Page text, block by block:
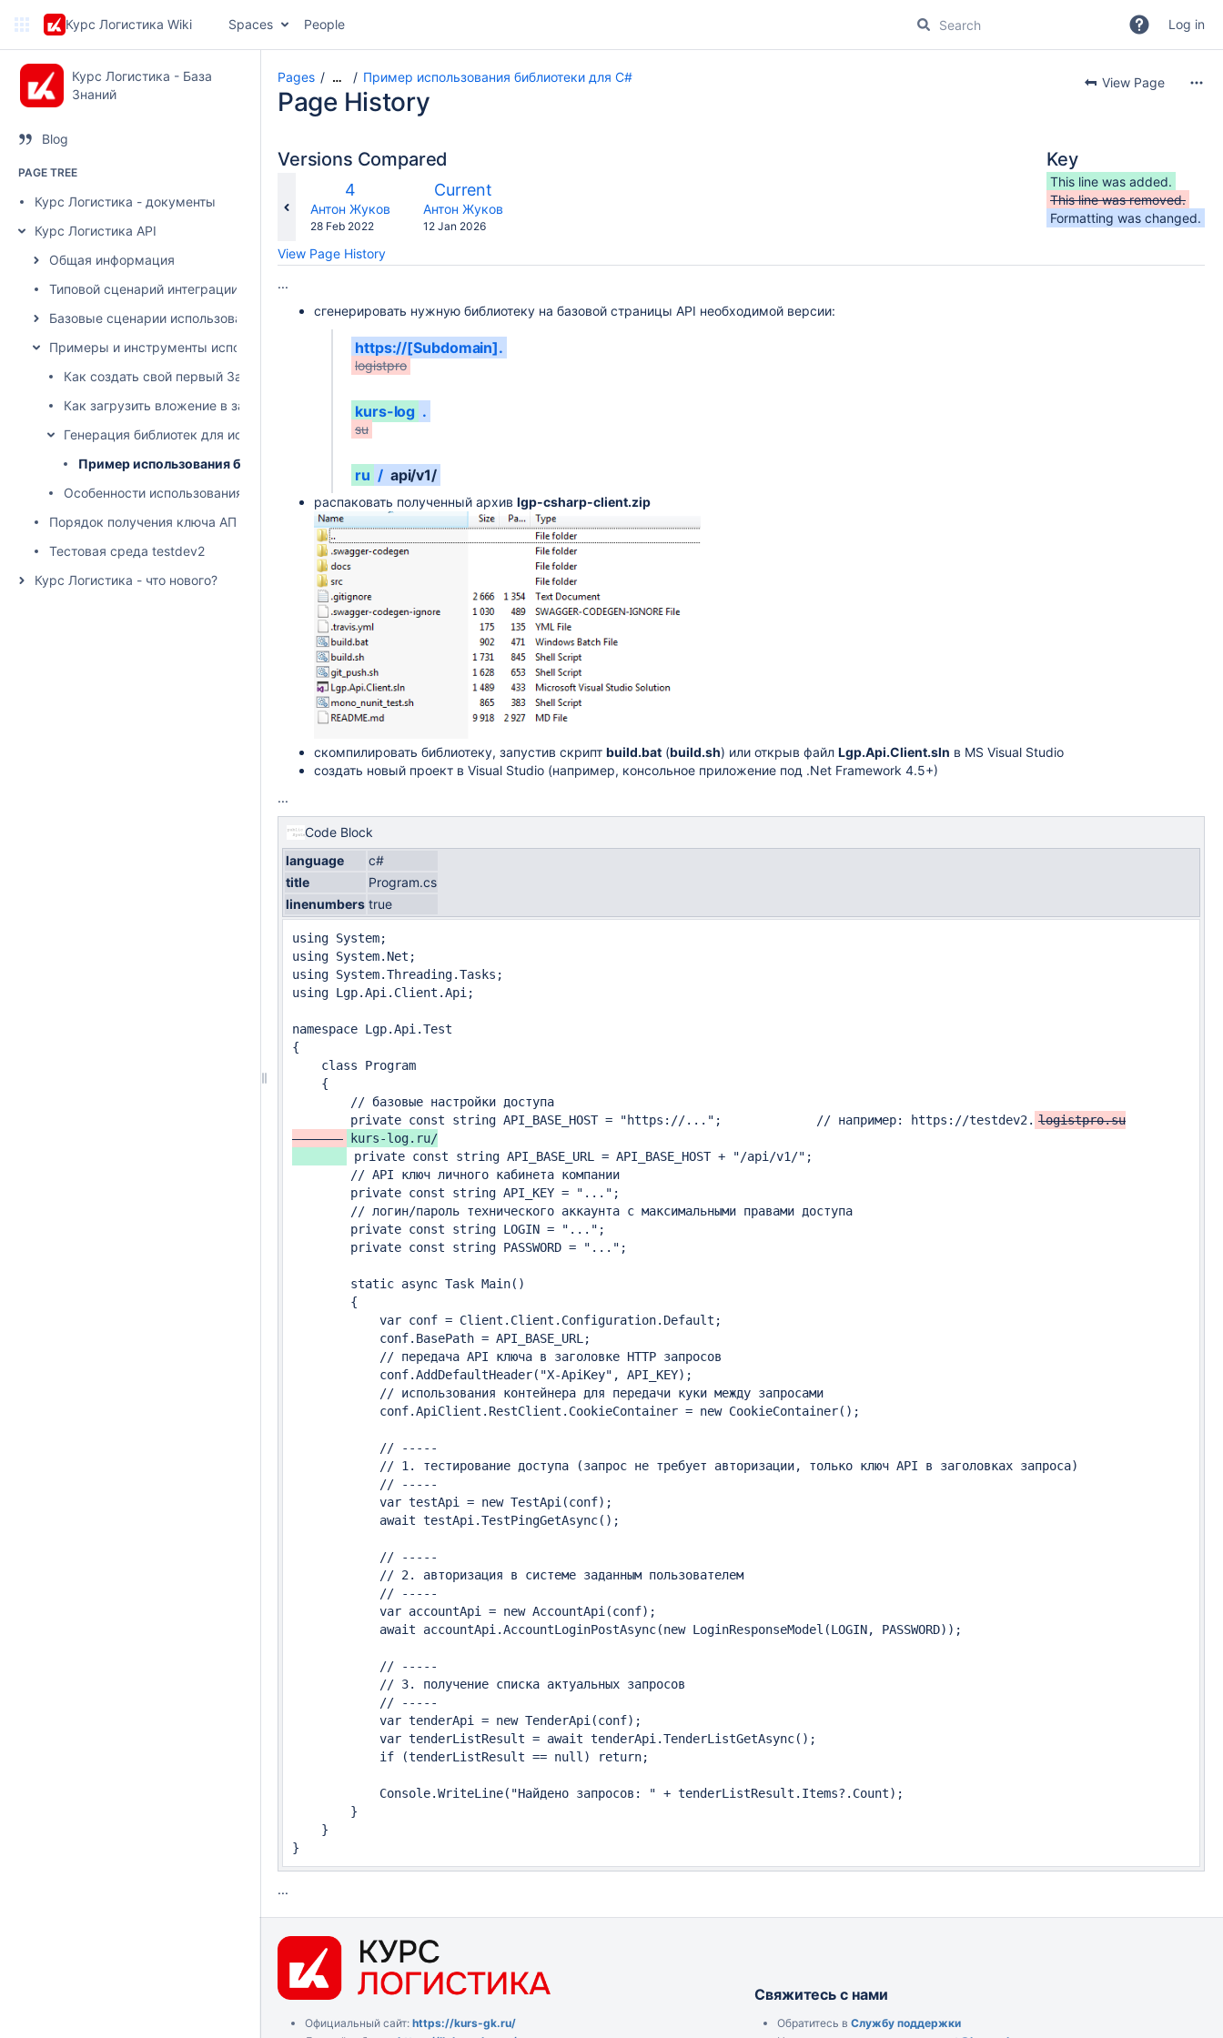
Курс Логистика Wiki Spaces People Log in
Курс Логистика - База
Знаний
Blog
PAGE TREE
Курс Логистика - документы
Курс Логистика API
Общая информация
Типовой сценарий интеграции
Базовые сценарии использования
Примеры и инструменты использования API
Как создать свой первый Запрос на перевозку
Как загрузить вложение в запрос/заявку
Генерация библиотек для использования API
Пример использования библиотеки для С#
Особенности использования API с помощью консольных утилит
Порядок получения ключа АПИ
Тестовая среда testdev2
Курс Логистика - что нового?
Pages … Пример использования библиотеки для С# View Page
Page History
Versions Compared
Old
Version
4
changes.mady.by.user
Антон Жуков
Saved
28 Feb 2022
compared
New
Version
Current
changes.mady.by.user
Антон Жуков
Saved
12 Jan 2026
View Page History
Key
This line was added.
This line was removed.
Formatting was changed.
...
сгенерировать нужную библиотеку на базовой страницы API необходимой версии:
https://[Subdomain].
logistpro
kurs-log .
su
ru / api/v1/
распаковать полученный архив lgp-csharp-client.zip
скомпилировать библиотеку, запустив скрипт build.bat (build.sh) или открыв файл Lgp.Api.Client.sln в MS Visual Studio
создать новый проект в Visual Studio (например, консольное приложение под .Net Framework 4.5+)
...
Code Block
language
c#
title
Program.cs
linenumbers true
using System;
using System.Net;
using System.Threading.Tasks;
using Lgp.Api.Client.Api;
namespace Lgp.Api.Test
{
    class Program
    {
        // базовые настройки доступа
        private const string API_BASE_HOST = "https://...";		// например: https://testdev2.
logistpro.su
kurs-log.ru/
private const string API_BASE_URL = API_BASE_HOST + "/api/v1/";
        // API ключ личного кабинета компании
        private const string API_KEY = "...";
        // логин/пароль технического аккаунта с максимальными правами доступа
        private const string LOGIN = "...";
        private const string PASSWORD = "...";
        static async Task Main()
        {
            var conf = Client.Client.Configuration.Default;
            conf.BasePath = API_BASE_URL;
            // передача API ключа в заголовке HTTP запросов
            conf.AddDefaultHeader("X-ApiKey", API_KEY);
            // использования контейнера для передачи куки между запросами
            conf.ApiClient.RestClient.CookieContainer = new CookieContainer();
            // -----
            // 1. тестирование доступа (запрос не требует авторизации, только ключ API в заголовках запроса)
            // -----
            var testApi = new TestApi(conf);
            await testApi.TestPingGetAsync();
            // -----
            // 2. авторизация в системе заданным пользователем
            // -----
            var accountApi = new AccountApi(conf);
            await accountApi.AccountLoginPostAsync(new LoginResponseModel(LOGIN, PASSWORD));
            // -----
            // 3. получение списка актуальных запросов
            // -----
            var tenderApi = new TenderApi(conf);
            var tenderListResult = await tenderApi.TenderListGetAsync();
            if (tenderListResult == null) return;
            Console.WriteLine("Найдено запросов: " + tenderListResult.Items?.Count);
        }
    }
...
Официальный сайт: https://kurs-gk.ru/
Свяжитесь с нами
Обратитесь в Службу поддержки